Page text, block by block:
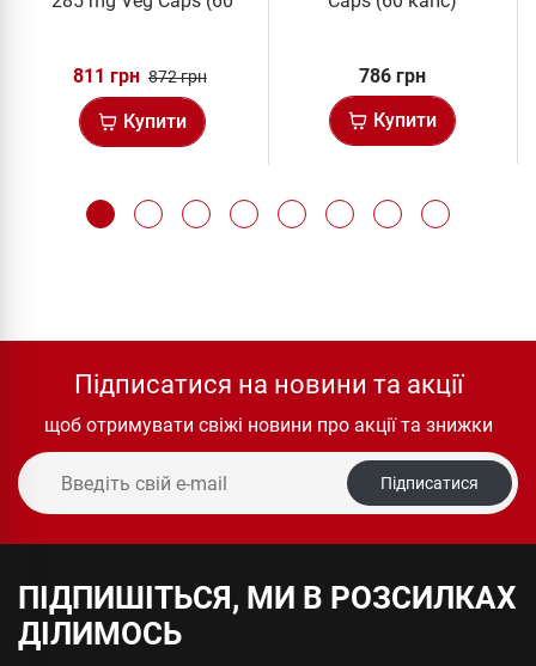
811 грн 872 грн
Купити
786 грн
Купити
Підписатися на новини та акції
щоб отримувати свіжі новини про акції та знижки
Підписатися
ПІДПИШІТЬСЯ, МИ В РОЗСИЛКАХ
ДІЛИМОСЬ